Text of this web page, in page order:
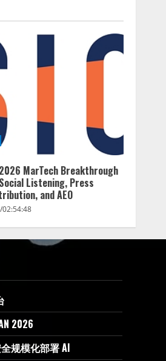
MarTech Breakthrough
Listening, Press
and AEO
2026
规模化部署 AI